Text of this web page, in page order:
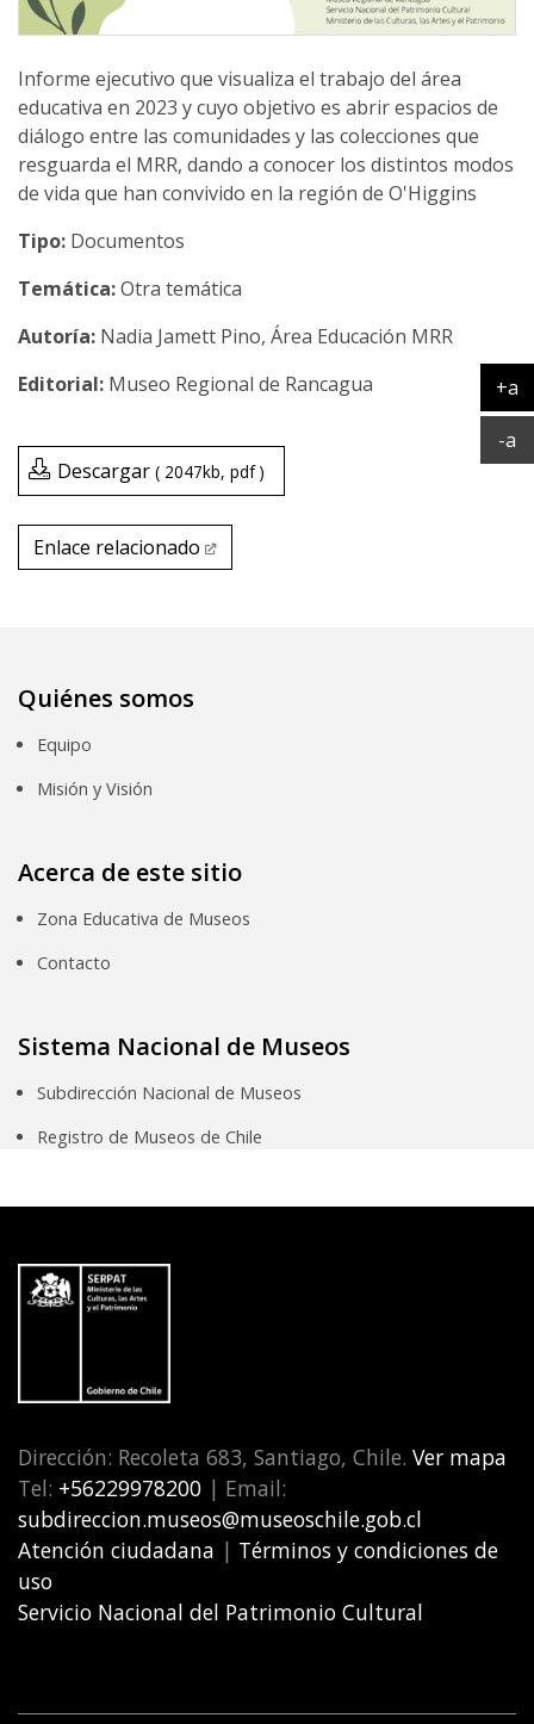
Informe ejecutivo que visualiza el trabajo del área
educativa en 2023 y cuyo objetivo es abrir espacios de
diálogo entre las comunidades y las colecciones que
resguarda el MRR, dando a conocer los distintos modos
de vida que han convivido en la región de O'Higgins
Tipo: Documentos
Temática:Otra temática
Nadia Jamett Pino, Área Educación MRR
Museo Regional de Rancagua
Descargar 2047kb pdf
Enlace relacionado Enlace relacionado
Quiénes somos
Equipo
Misión y Visión
Acerca de este sitio
Zona Educativa de Museos
Contacto
Sistema Nacional de Museos
Subdirección Nacional de Museos
Registro de Museos de Chile
Dirección: Recoleta 683, Santiago, Chile. Ver mapa
Tel: +56229978200 | Email:
subdireccion.museos@museoschile.gob.cl
Atención ciudadana | Términos y condiciones de
uso
Servicio Nacional del Patrimonio Cultural
+a
-a